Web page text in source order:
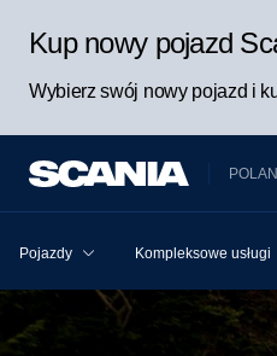
Kup nowy pojazd
Wybierz swój nowy pojazd i
Pojazdy Kompleksowe